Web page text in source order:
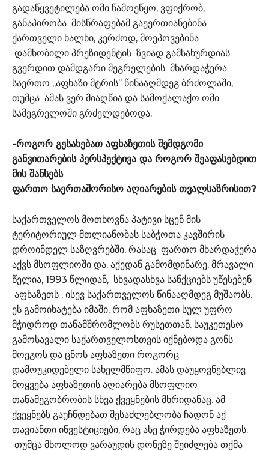
გადაწყვეტილება ომი წამოეწყო, ვფიქრობ,
განაპირობა მისწრაფებამ გაეერთიანებინა
ქართველი ხალხი, კერძოდ, მოეპოვებინა
დამხობილი პრეზიდენტის ზვიად გამსახურდიას
გვერდით დამდგარი მეგრელების მხარდაჭერა
საერთო ,,აფხაზი მტრის’’ წინააღმდეგ ბრძოლაში,
თუმცა ამას ვერ მიაღწია და სამოქალაქო ომი
სამეგრელოში გრძელდებოდა.
-როგორ გესახებათ აფხაზეთის შემდგომი
განვითარების პერსპექტივა და როგორ შეაფასებდით
მის შანსებს
ფართო საერთაშორისო აღიარების თვალსაზრისით?
საქართველოს მოთხოვნა პატივი სცენ მის
ტერიტორიულ მთლიანობას საბჭოთა კავშირის
დროინდელ საზღვრებში, რასაც ფართო მხარდაჭერა
აქვს მსოფლიოში და, აქედან გამომდინარე, მრავალი
წელია, 1993 წლიდან, სხვადასხვა სანქციებს უწესებენ
აფხაზეთს , ისევ საქართველოს წინააღმდეგ მუშაობს.
ეს გამოიხატება იმაში, რომ აფხაზეთი სულ უფრო
მჭიდროდ თანამშრომლობს რუსეთთან. საუკეთესო
გამოსავალი საქართველოსთვის იქნებოდა გონს
მოეგოს და ცნოს აფხაზეთი როგორც
დამოუკიდებელი სახელმწიფო. ამას დაუყოვნებლივ
მოყვება აფხაზეთის აღიარება მსოფლიო
თანამეგობრობის სხვა ქვეყნების მხრიდანაც. ამ
ქვეყნებს გაუჩნდებათ შესაძლებლობა ჩადონ აქ
თავიანთი ინვესტიციები, რაც ასე ჭირდება აფხაზეთს.
თუმცა მხოლოდ ვარაუდის დონეზე შეიძლება თქმა